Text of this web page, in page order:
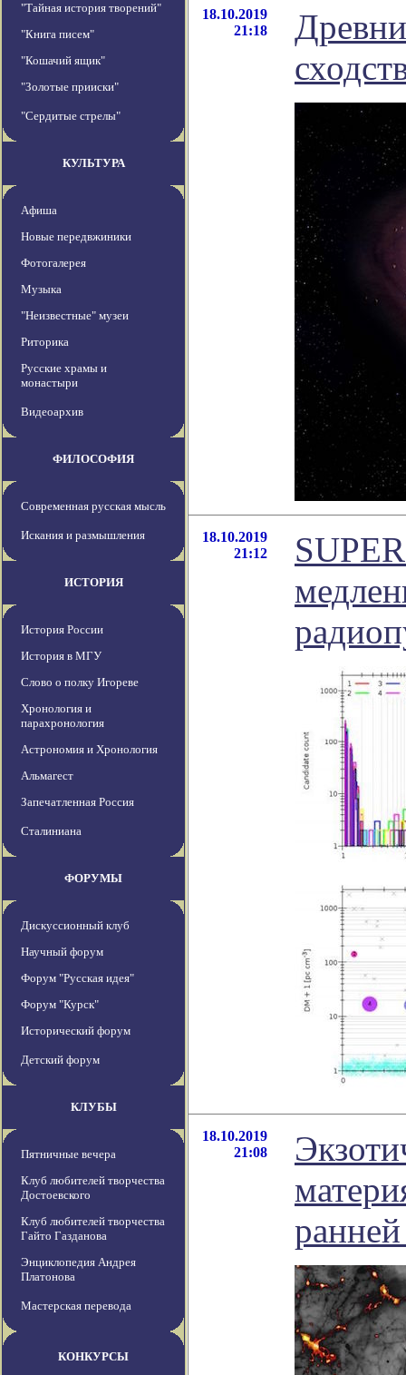
"Тайная история творений"
"Книга писем"
"Кошачий ящик"
"Золотые прииски"
"Сердитые стрелы"
КУЛЬТУРА
Афиша
Новые передвжиники
Фотогалерея
Музыка
"Неизвестные" музеи
Риторика
Русские храмы и
монастыри
Видеоархив
ФИЛОСОФИЯ
Современная русская мысль
Искания и размышления
ИСТОРИЯ
История России
История в МГУ
Слово о полку Игореве
Хронология и
парахронология
Астрономия и Хронология
Альмагест
Запечатленная Россия
Сталиниана
ФОРУМЫ
Дискуссионный клуб
Научный форум
Форум "Русская идея"
Форум "Курск"
Исторический форум
Детский форум
КЛУБЫ
Пятничные вечера
Клуб любителей творчества
Достоевского
Клуб любителей творчества
Гайто Газданова
Энциклопедия Андрея
Платонова
Мастерская перевода
КОНКУРСЫ
18.10.2019
21:18
18.10.2019
21:12
18.10.2019
21:08